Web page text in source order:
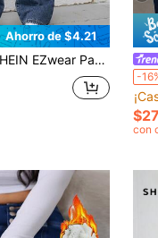
Ahorro de $4.21
vaqueros casuales para mujer de pierna recta, con bolsillos, de corte holgado y engrosados, ideales para el Día de Acción de Gracias y Navidad
-
con